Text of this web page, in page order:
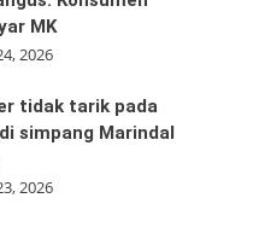
MK
2026
tidak tarik pada
simpang Marindal
2026